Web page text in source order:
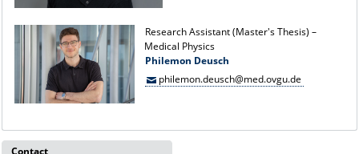
Research Assistant (Master's Thesis) –
Medical Physics
Philemon Deusch
philemon.deusch@med.ovgu.de
Contact